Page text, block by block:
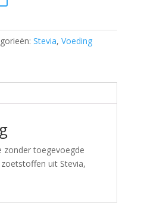
Stevia, Voeding
zonder toegevoegde
uit Stevia,